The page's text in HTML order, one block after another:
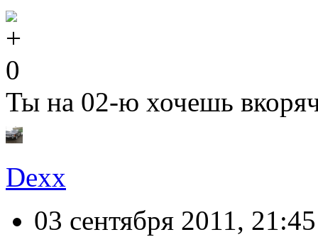
0
Ты на 02-ю хочешь
Dexx
03 сентября 2011, 21:45